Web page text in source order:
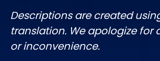
Descriptions are created
translation. We apologize
or inconvenience.